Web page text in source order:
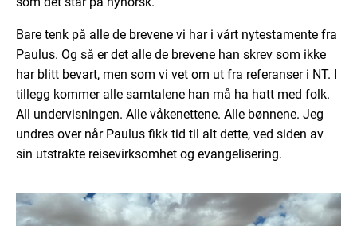
Bare tenk på alle de brevene vi har i vårt nytestamente fra
Paulus. Og så er det alle de brevene han skrev som ikke
har blitt bevart, men som vi vet om ut fra referanser i NT. I
tillegg kommer alle samtalene han må ha hatt med folk.
All undervisningen. Alle våkenettene. Alle bønnene. Jeg
undres over når Paulus fikk tid til alt dette, ved siden av
sin utstrakte reisevirksomhet og evangelisering.